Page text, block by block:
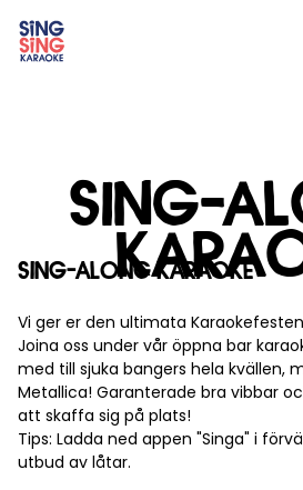
SING-
SING-ALONG KARAOKE
Vi ger er den ultimata
Joina oss under vår öppna bar
med till sjuka bangers hela kvällen,
Metallica! Garanterade bra vibbar
att skaffa sig på plats!
Tips: Ladda ned appen "Singa" i
utbud av låtar.